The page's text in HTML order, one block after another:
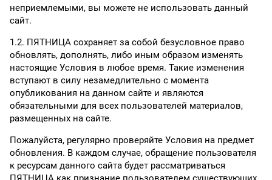
неприемлемыми, вы можете не использовать данный
сайт.
1.2. ПЯТНИЦА сохраняет за собой безусловное право
обновлять, дополнять, либо иным образом изменять
настоящие Условия в любое время. Такие изменения
вступают в силу незамедлительно с момента
опубликования на данном сайте и являются
обязательными для всех пользователей материалов,
размещенных на сайте.
Пожалуйста, регулярно проверяйте Условия на предмет
обновления. В каждом случае, обращение пользователя
к ресурсам данного сайта будет рассматриваться